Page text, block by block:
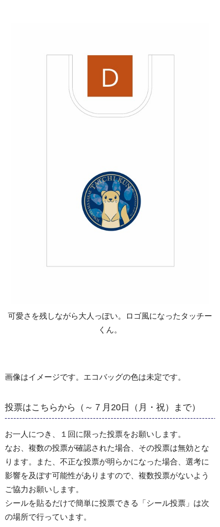
可愛さを残しながら大人っぽい。ロゴ風になったタッチー
くん。
画像はイメージです。エコバッグの色は未定です。
投票はこちらから（～７月20日（月・祝）まで）
お一人につき、１回に限った投票をお願いします。
なお、複数の投票が確認された場合、その投票は無効とな
ります。また、不正な投票が明らかになった場合、選考に
影響を及ぼす可能性がありますので、複数投票がないよう
ご協力お願いします。
シールを貼るだけで簡単に投票できる「シール投票」は次
の場所で行っています。